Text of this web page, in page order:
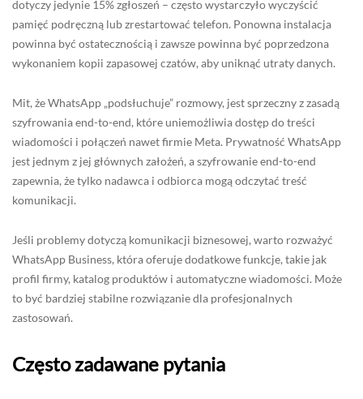
dotyczy jedynie 15% zgłoszeń – często wystarczyło wyczyścić
pamięć podręczną lub zrestartować telefon. Ponowna instalacja
powinna być ostatecznością i zawsze powinna być poprzedzona
wykonaniem kopii zapasowej czatów, aby uniknąć utraty danych.
Mit, że WhatsApp „podsłuchuje” rozmowy, jest sprzeczny z zasadą
szyfrowania end-to-end, które uniemożliwia dostęp do treści
wiadomości i połączeń nawet firmie Meta. Prywatność WhatsApp
jest jednym z jej głównych założeń, a szyfrowanie end-to-end
zapewnia, że tylko nadawca i odbiorca mogą odczytać treść
komunikacji.
Jeśli problemy dotyczą komunikacji biznesowej, warto rozważyć
WhatsApp Business, która oferuje dodatkowe funkcje, takie jak
profil firmy, katalog produktów i automatyczne wiadomości. Może
to być bardziej stabilne rozwiązanie dla profesjonalnych
zastosowań.
Często zadawane pytania